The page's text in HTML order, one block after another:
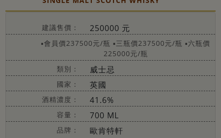
建議售價： 250000 元
▪會員價237500元/瓶 ▪三瓶價237500元/瓶 ▪六瓶價
225000元/瓶
類別：
威士忌
國家： 英國
酒精濃度： 41.6%
容量： 700 ML
品牌： 歐肯特軒